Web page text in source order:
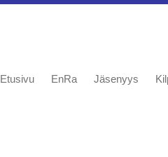
Etusivu EnRa Jäsenyys